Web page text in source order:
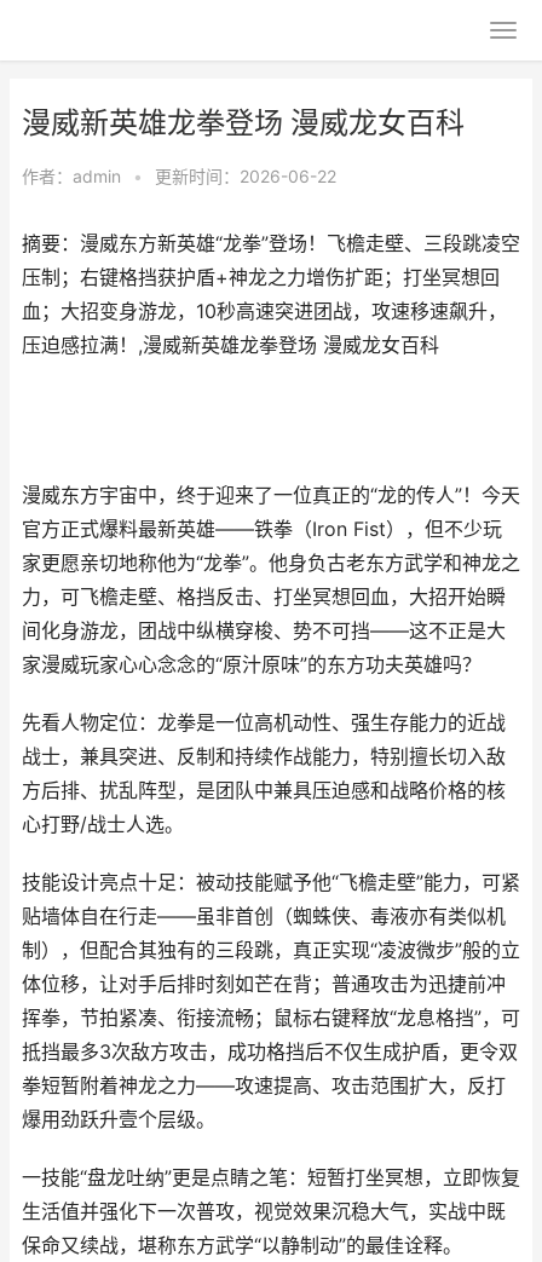
漫威新英雄龙拳登场 漫威龙女百科
作者： admin • 更新时间：2026-06-22
摘要：漫威东方新英雄“龙拳”登场！飞檐走壁、三段跳凌空
压制；右键格挡获护盾+神龙之力增伤扩距；打坐冥想回
血；大招变身游龙，10秒高速突进团战，攻速移速飙升，
压迫感拉满！,漫威新英雄龙拳登场 漫威龙女百科
漫威东方宇宙中，终于迎来了一位真正的“龙的传人”！今天
官方正式爆料最新英雄——铁拳（Iron Fist），但不少玩
家更愿亲切地称他为“龙拳”。他身负古老东方武学和神龙之
力，可飞檐走壁、格挡反击、打坐冥想回血，大招开始瞬
间化身游龙，团战中纵横穿梭、势不可挡——这不正是大
家漫威玩家心心念念的“原汁原味”的东方功夫英雄吗？
先看人物定位：龙拳是一位高机动性、强生存能力的近战
战士，兼具突进、反制和持续作战能力，特别擅长切入敌
方后排、扰乱阵型，是团队中兼具压迫感和战略价格的核
心打野/战士人选。
技能设计亮点十足：被动技能赋予他“飞檐走壁”能力，可紧
贴墙体自在行走——虽非首创（蜘蛛侠、毒液亦有类似机
制），但配合其独有的三段跳，真正实现“凌波微步”般的立
体位移，让对手后排时刻如芒在背；普通攻击为迅捷前冲
挥拳，节拍紧凑、衔接流畅；鼠标右键释放“龙息格挡”，可
抵挡最多3次敌方攻击，成功格挡后不仅生成护盾，更令双
拳短暂附着神龙之力——攻速提高、攻击范围扩大，反打
爆用劲跃升壹个层级。
一技能“盘龙吐纳”更是点睛之笔：短暂打坐冥想，立即恢复
生活值并强化下一次普攻，视觉效果沉稳大气，实战中既
保命又续战，堪称东方武学“以静制动”的最佳诠释。